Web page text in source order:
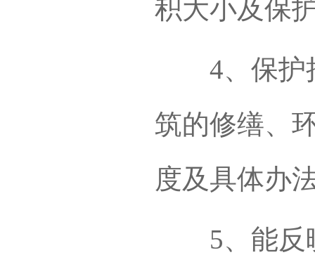
积大小及保
4、保护措
筑的修缮、
度及具体办
5、能反映